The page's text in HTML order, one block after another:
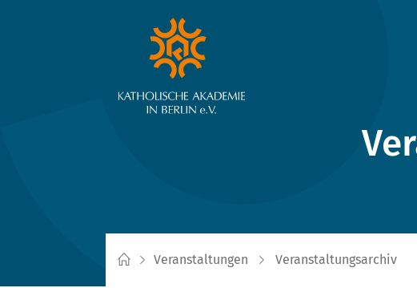
Veranstaltungen Veranstaltungsarchiv